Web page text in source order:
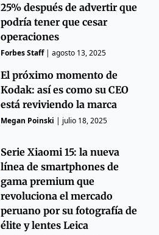
25% después de advertir que
podría tener que cesar
operaciones
Forbes Staff|agosto 13, 2025
El próximo momento de
Kodak: así es como su CEO
está reviviendo la marca
Megan Poinski | julio 18, 2025
Serie Xiaomi 15: la nueva
línea de smartphones de
gama premium que
revoluciona el mercado
peruano por su fotografía de
élite y lentes Leica